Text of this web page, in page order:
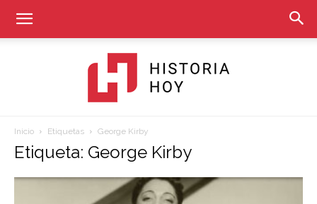
Hoy
Inicio Etiquetas George Kirby
Etiqueta: George Kirby